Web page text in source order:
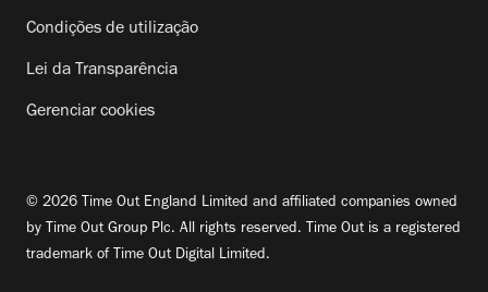
Condições de utilização
Lei da Transparência
Gerenciar cookies
© 2026 Time Out England Limited and affiliated companies owned
by Time Out Group Plc. All rights reserved. Time Out is a registered
trademark of Time Out Digital Limited.